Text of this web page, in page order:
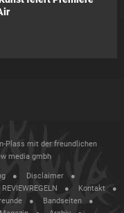
Plass mit der freundlichen
media gmbh
Disclaimer
Kontakt
Bandseiten